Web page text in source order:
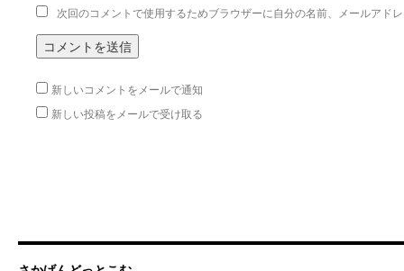
次回のコメントで使用するためブラウザーに自分の名前、メールアド
新しいコメントをメールで通知
新しい投稿をメールで受け取る